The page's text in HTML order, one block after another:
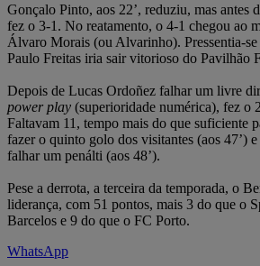
Gonçalo Pinto, aos 22’, reduziu, mas antes
fez o 3-1. No reatamento, o 4-1 chegou ao
Álvaro Morais (ou Alvarinho). Pressentia-
Paulo Freitas iria sair vitorioso do Pavilhão
Depois de Lucas Ordoñez falhar um livre
power play (superioridade numérica), fez o
Faltavam 11, tempo mais do que suficiente
fazer o quinto golo dos visitantes (aos 47’)
falhar um penálti (aos 48’).
Pese a derrota, a terceira da temporada, o
liderança, com 51 pontos, mais 3 do que o
Barcelos e 9 do que o FC Porto.
WhatsApp